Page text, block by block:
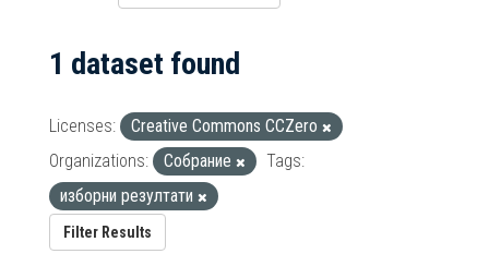
1 dataset found
Licenses:
Creative Commons CCZero
Organizations:
Собрание
Tags:
изборни резултати
Filter Results